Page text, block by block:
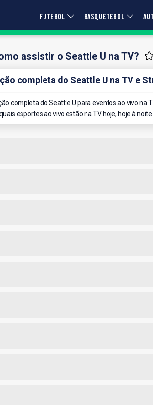
FUTEBOL BASQUETEBOL
assistir o Seattle U na TV?
completa do Seattle U na TV e
completa do Seattle U para eventos ao vivo na
esportes ao vivo estão na TV hoje, hoje à noite